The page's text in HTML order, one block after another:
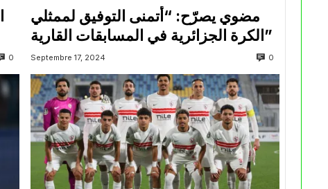
0
مضوي يصرّح: “أتمنى التوفيق لممثلي
الكرة الجزائرية في المسابقات القارية”
Septembre 17, 2024 0